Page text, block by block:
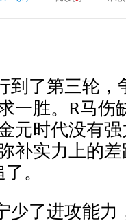
到了第三轮，
一胜。 R马伤
元时代没有
补实力上的
。
少了进攻能力